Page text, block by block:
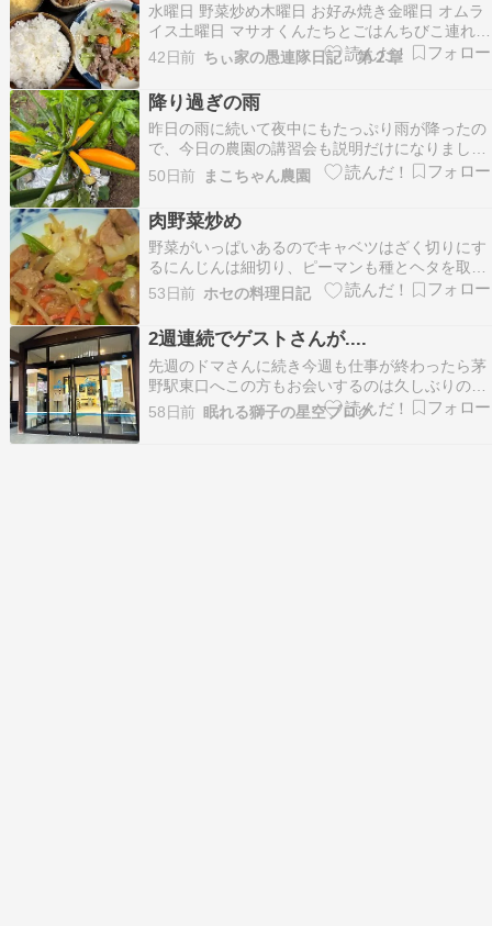
水曜日 野菜炒め木曜日 お好み焼き金曜日 オムラ
イス土曜日 マサオくんたちとごはんちびこ連れて
きた自分から食べるってのを諦めようかともうほ
んと 頭が爆発しそうなじゃし何を試したらええか
も分からんし原因があるならそれに向けてするわ
けじゃし 自分から食べんなら毎回食べさすしさは
っき…
42日前 ちぃ家の愚連隊日記 第２章
降り過ぎの雨
昨日の雨に続いて夜中にもたっぷり雨が降ったの
で、今日の農園の講習会も説明だけになりまし
た。解散した後、野菜の収穫をしながら野菜の様
子をチェック。農園のズッキーニも次々実が生っ
てます。バターナッツも受粉が上手くいった様
で、1株だけですが5個ほど大きくなって来てます
ね。夏すずみとシャ…
50日前 まこちゃん農園
肉野菜炒め
野菜がいっぱいあるのでキャベツはざく切りにす
るにんじんは細切り、ピーマンも種とヘタを取り
細切りにする玉ねぎは繊維に沿って細切りにする
マッシュルームもあったので薄切りにする肉は食
べやすい大きさに切るボウルに入れて塩・胡椒・
酒でした味をつける生姜はみじん切りにする中華
鍋を熱し油をひく…
53日前 ホセの料理日記
2週連続でゲストさんが....
先週のドマさんに続き今週も仕事が終わったら茅
野駅東口へこの方もお会いするのは久しぶりの
KOUENさん自宅????に戻ったら先週は市営温泉
♨️縄文の湯へ今回は同じ市営温泉♨️の金鶏の湯へ
58日前 眠れる獅子の星空ブログ